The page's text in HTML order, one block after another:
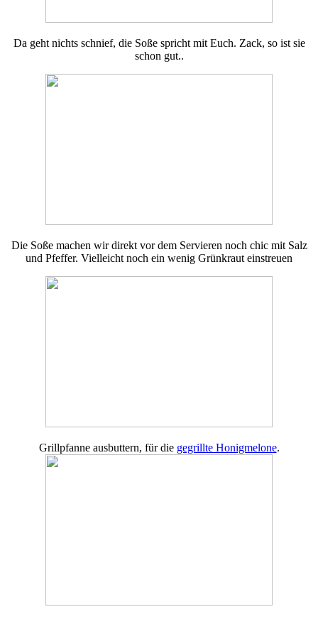
Da geht nichts schnief, die Soße spricht mit Euch. Zack, so ist sie
schon gut..
Die Soße machen wir direkt vor dem Servieren noch chic mit Salz
und Pfeffer. Vielleicht noch ein wenig Grünkraut einstreuen
Grillpfanne ausbuttern, für die gegrillte Honigmelone.